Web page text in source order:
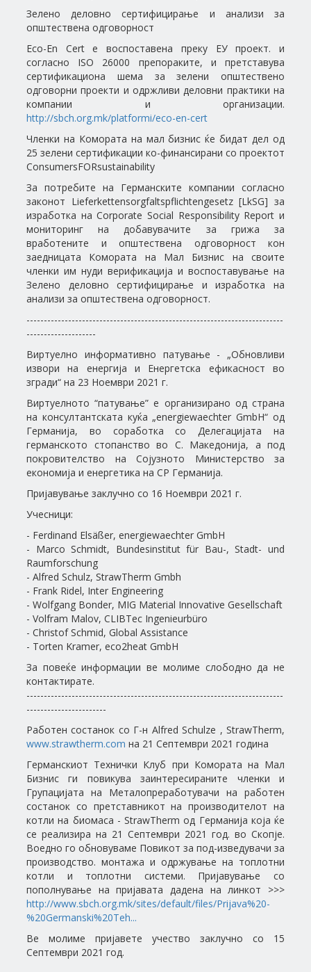
Зелено деловно сертифицирање и анализи за
општествена одговорност
Eco-En Cert e воспоставена преку ЕУ проект. и
согласно ISO 26000 препораките, и претставува
сертификационa шема за зелени општествено
одговорни проекти и одржливи деловни практики на
компании и организации.
http://sbch.org.mk/platformi/eco-en-cert
Членки на Комората на мал бизнис ќе бидат дел од
25 зелени сертификации ко-финансирани со проектот
ConsumersFORsustainability
За потребите на Германските компании согласно
законот Lieferkettensorgfaltspflichtengesetz [LkSG] за
изработка на Corporate Social Responsibility Report и
мониторинг на добавувачите за грижа за
вработените и општествена одговорност кон
заедницата Комората на Мал Бизнис на своите
членки им нуди верификација и воспоставување на
Зелено деловно сертифицирање и изработка на
анализи за општествена одговорност.
--------------------------------------------------------------------------
--------------------
Виртуелно информативно патување - „Обновливи
извори на енергија и Енергетска ефикасност во
згради“ на 23 Ноември 2021 г.
Виртуелното “патување” е организирано од страна
на консултантската куќа „energiewaechter GmbH“ од
Германија, во соработка со Делегацијата на
германското стопанство во С. Македонија, а под
покровителство на Сојузното Министерство за
економија и енергетика на СР Германија.
Пријавување заклучно со 16 Ноември 2021 г.
Учесници:
- Ferdinand Elsäßer, energiewaechter GmbH
- Marco Schmidt, Bundesinstitut für Bau-, Stadt- und
Raumforschung
- Alfred Schulz, StrawTherm Gmbh
- Frank Ridel, Inter Engineering
- Wolfgang Bonder, MIG Material Innovative Gesellschaft
- Volfram Malov, CLIBTec Ingenieurbüro
- Christof Schmid, Global Assistance
- Torten Kramer, eco2heat GmbH
За повеќе информации ве молиме слободно да не
контактирате.
--------------------------------------------------------------------------
-----------------------
Работен состанок со Г-н Alfred Schulze , StrawTherm,
www.strawtherm.com на 21 Септември 2021 година
Германскиот Технички Клуб при Комората на Мал
Бизнис ги повикува заинтересираните членки и
Групацијата на Металопреработувачи на работен
состанок со претставникот на производителот на
котли на биомаса - StrawTherm од Германија која ќе
се реализира на 21 Септември 2021 год. во Скопје.
Воедно го обновуваме Повикот за под-изведувачи за
производство. монтажа и одржување на топлотни
котли и топлотни системи. Пријавување со
пополнување на пријавата дадена на линкот >>>
http://www.sbch.org.mk/sites/default/files/Prijava%20-
%20Germanski%20Teh...
Ве молиме пријавете учество заклучно со 15
Септември 2021 год.